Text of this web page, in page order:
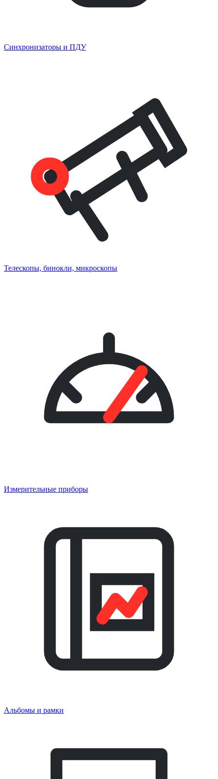
Синхронизаторы и ПДУ
Телескопы, бинокли, микроскопы
Измерительные приборы
Альбомы и рамки